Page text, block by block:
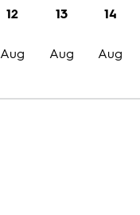
12
Aug
13
Aug
14
Aug